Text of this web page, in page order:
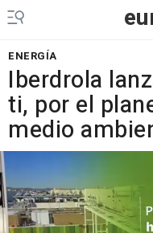
ENERGÍA
Iberdrola
ti, por el
medio